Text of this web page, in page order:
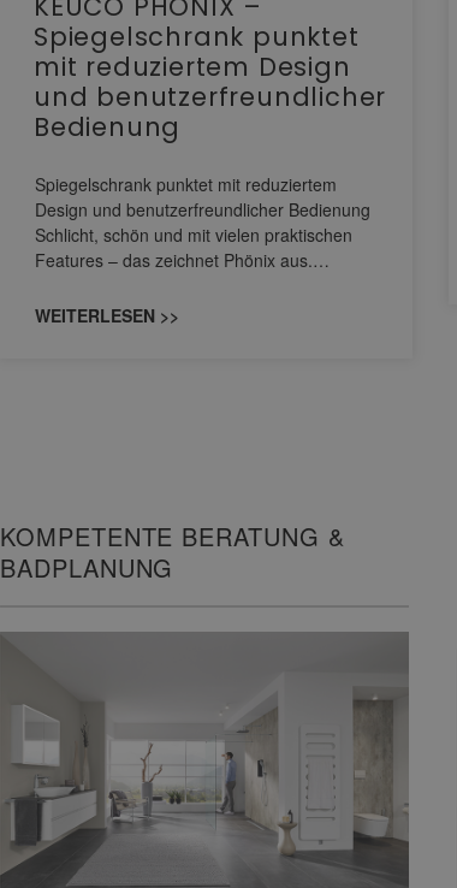
Spiegelschrank punktet
mit reduziertem Design
und benutzerfreundlicher
Bedienung
Spiegelschrank punktet mit reduziertem
Design und benutzerfreundlicher Bedienung
Schlicht, schön und mit vielen praktischen
Features – das zeichnet Phönix aus.…
WEITERLESEN >>
KOMPETENTE BERATUNG &
BADPLANUNG